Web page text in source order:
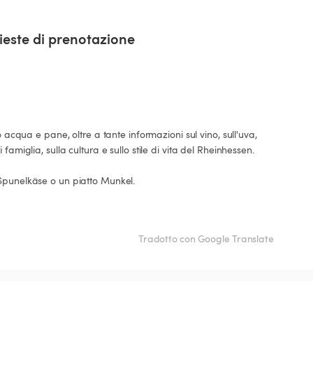
di prenotazione
e pane, oltre a tante informazioni sul vino, sull'uva,
sulla cultura e sullo stile di vita del Rheinhessen.
Tradotto con Google Translate